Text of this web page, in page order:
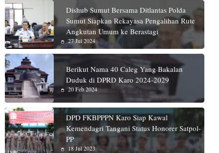
Dishub Sumut Bersama Ditlantas Polda
Sumut Siapkan Rekayasa Pengalihan Rute
Angkutan Umum ke Berastagi
27 Jul 2024
Berikut Nama 40 Caleg Yang Bakalan
Duduk di DPRD Karo 2024-2029
20 Feb 2024
DPD FKBPPPN Karo Siap Kawal
Kemendagri Tangani Status Honorer Satpol-
PP
18 Jul 2023